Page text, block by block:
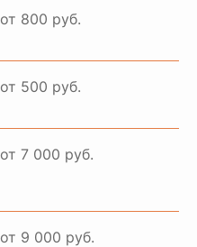
от 800 руб.
от 500 руб.
от 7 000 руб.
от 9 000 руб.